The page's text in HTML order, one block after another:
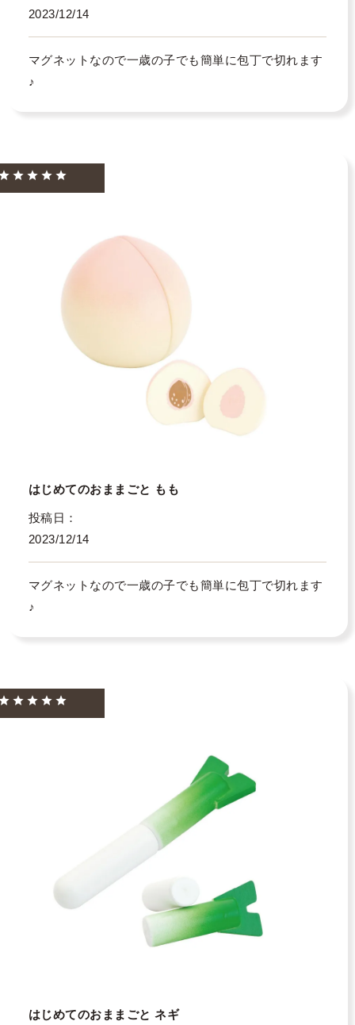
2023/12/14
マグネットなので一歳の子でも簡単に包丁で切れます
♪
はじめてのおままごと もも
投稿日
2023/12/14
マグネットなので一歳の子でも簡単に包丁で切れます
♪
はじめてのおままごと ネギ